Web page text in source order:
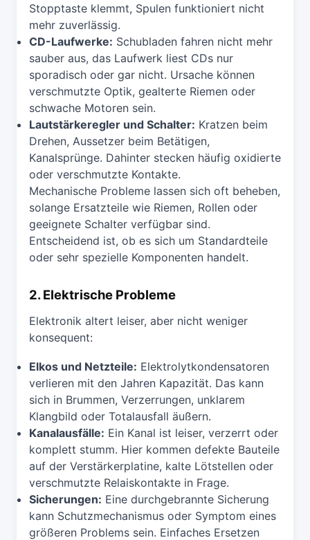
Stopptaste klemmt, Spulen funktioniert nicht
mehr zuverlässig.
CD-Laufwerke: Schubladen fahren nicht mehr
sauber aus, das Laufwerk liest CDs nur
sporadisch oder gar nicht. Ursache können
verschmutzte Optik, gealterte Riemen oder
schwache Motoren sein.
Lautstärkeregler und Schalter: Kratzen beim
Drehen, Aussetzer beim Betätigen,
Kanalsprünge. Dahinter stecken häufig oxidierte
oder verschmutzte Kontakte.
Mechanische Probleme lassen sich oft beheben,
solange Ersatzteile wie Riemen, Rollen oder
geeignete Schalter verfügbar sind.
Entscheidend ist, ob es sich um Standardteile
oder sehr spezielle Komponenten handelt.
2. Elektrische Probleme
Elektronik altert leiser, aber nicht weniger
konsequent:
Elkos und Netzteile: Elektrolytkondensatoren
verlieren mit den Jahren Kapazität. Das kann
sich in Brummen, Verzerrungen, unklarem
Klangbild oder Totalausfall äußern.
Kanalausfälle: Ein Kanal ist leiser, verzerrt oder
komplett stumm. Hier kommen defekte Bauteile
auf der Verstärkerplatine, kalte Lötstellen oder
verschmutzte Relaiskontakte in Frage.
Sicherungen: Eine durchgebrannte Sicherung
kann Schutzmechanismus oder Symptom eines
größeren Problems sein. Einfaches Ersetzen